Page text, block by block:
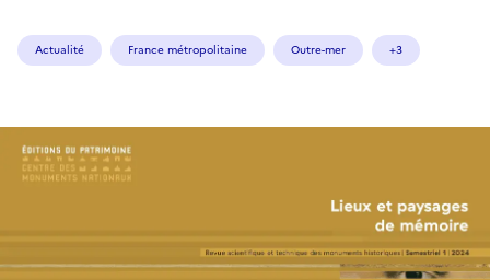
Actualité France métropolitaine Outre-mer +3